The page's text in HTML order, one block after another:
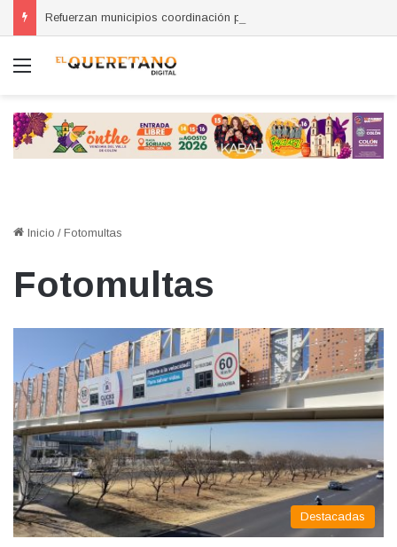
Menú
Inicio / Fotomultas
Fotomultas
Destacadas